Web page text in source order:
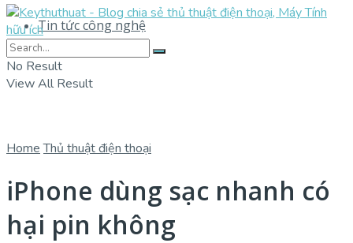
Tin tức công nghệ
No Result
View All Result
Home Thủ thuật điện thoại
iPhone dùng sạc nhanh có
hại pin không